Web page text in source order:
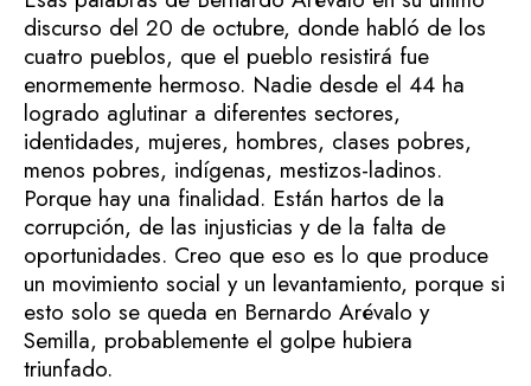
discurso del 20 de octubre, donde habló de los
cuatro pueblos, que el pueblo resistirá fue
enormemente hermoso. Nadie desde el 44 ha
logrado aglutinar a diferentes sectores,
identidades, mujeres, hombres, clases pobres,
menos pobres, indígenas, mestizos-ladinos.
Porque hay una finalidad. Están hartos de la
corrupción, de las injusticias y de la falta de
oportunidades. Creo que eso es lo que produce
un movimiento social y un levantamiento, porque si
esto solo se queda en Bernardo Arévalo y
Semilla, probablemente el golpe hubiera
triunfado.